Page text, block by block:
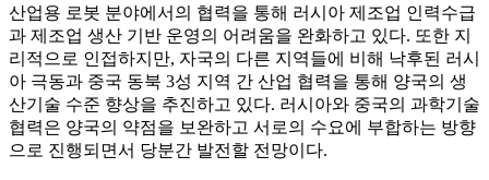
산업용 로봇 분야에서의 협력을 통해 러시아 제조업 인력수급
과 제조업 생산 기반 운영의 어려움을 완화하고 있다. 또한 지
리적으로 인접하지만, 자국의 다른 지역들에 비해 낙후된 러시
아 극동과 중국 동북 3성 지역 간 산업 협력을 통해 양국의 생
산기술 수준 향상을 추진하고 있다. 러시아와 중국의 과학기술
협력은 양국의 약점을 보완하고 서로의 수요에 부합하는 방향
으로 진행되면서 당분간 발전할 전망이다.